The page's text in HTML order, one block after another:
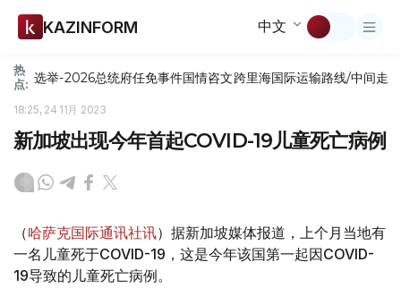
KAZINFORM 中文
热
点: 选举-2026总统府任免事件国情咨文跨里海国际运输路线/中间走廊
18:25, 24 11月 2023
新加坡出现今年首起COVID-19儿童死亡病例
（哈萨克国际通讯社讯）据新加坡媒体报道，上个月当地有
一名儿童死于COVID-19，这是今年该国第一起因COVID-
19导致的儿童死亡病例。